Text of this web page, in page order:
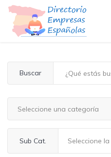
Buscar
Seleccione una categoría
Sub Cat.